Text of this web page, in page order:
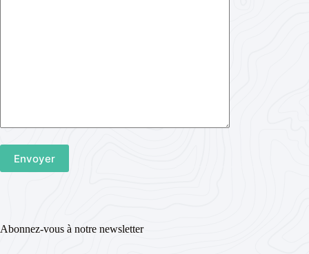
Abonnez-vous à notre newsletter